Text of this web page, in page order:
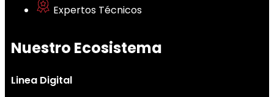
Expertos Técnicos
Nuestro Ecosistema
Linea Digital